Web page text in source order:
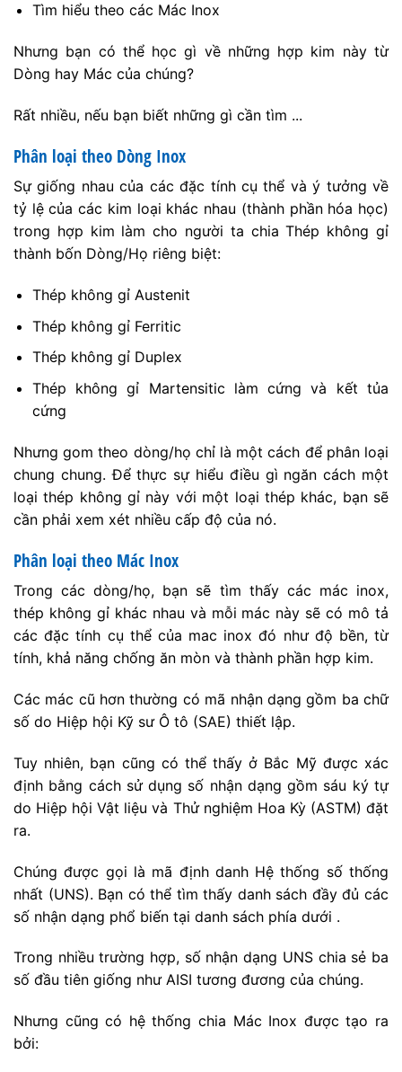
Tìm hiểu theo các Mác Inox
Nhưng bạn có thể học gì về những hợp kim này từ
Dòng hay Mác của chúng?
Rất nhiều, nếu bạn biết những gì cần tìm ...
Phân loại theo Dòng Inox
Sự giống nhau của các đặc tính cụ thể và ý tưởng về
tỷ lệ của các kim loại khác nhau (thành phần hóa học)
trong hợp kim làm cho người ta chia Thép không gỉ
thành bốn Dòng/Họ riêng biệt:
Thép không gỉ Austenit
Thép không gỉ Ferritic
Thép không gỉ Duplex
Thép không gỉ Martensitic làm cứng và kết tủa
cứng
Nhưng gom theo dòng/họ chỉ là một cách để phân loại
chung chung. Để thực sự hiểu điều gì ngăn cách một
loại thép không gỉ này với một loại thép khác, bạn sẽ
cần phải xem xét nhiều cấp độ của nó.
Phân loại theo Mác Inox
Trong các dòng/họ, bạn sẽ tìm thấy các mác inox,
thép không gỉ khác nhau và mỗi mác này sẽ có mô tả
các đặc tính cụ thể của mac inox đó như độ bền, từ
tính, khả năng chống ăn mòn và thành phần hợp kim.
Các mác cũ hơn thường có mã nhận dạng gồm ba chữ
số do Hiệp hội Kỹ sư Ô tô (SAE) thiết lập.
Tuy nhiên, bạn cũng có thể thấy ở Bắc Mỹ được xác
định bằng cách sử dụng số nhận dạng gồm sáu ký tự
do Hiệp hội Vật liệu và Thử nghiệm Hoa Kỳ (ASTM) đặt
ra.
Chúng được gọi là mã định danh Hệ thống số thống
nhất (UNS). Bạn có thể tìm thấy danh sách đầy đủ các
số nhận dạng phổ biến tại danh sách phía dưới .
Trong nhiều trường hợp, số nhận dạng UNS chia sẻ ba
số đầu tiên giống như AISI tương đương của chúng.
Nhưng cũng có hệ thống chia Mác Inox được tạo ra
bởi: